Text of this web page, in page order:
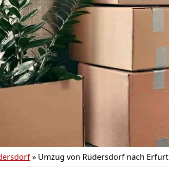
» Umzug von Rüdersdorf nach Erfurt